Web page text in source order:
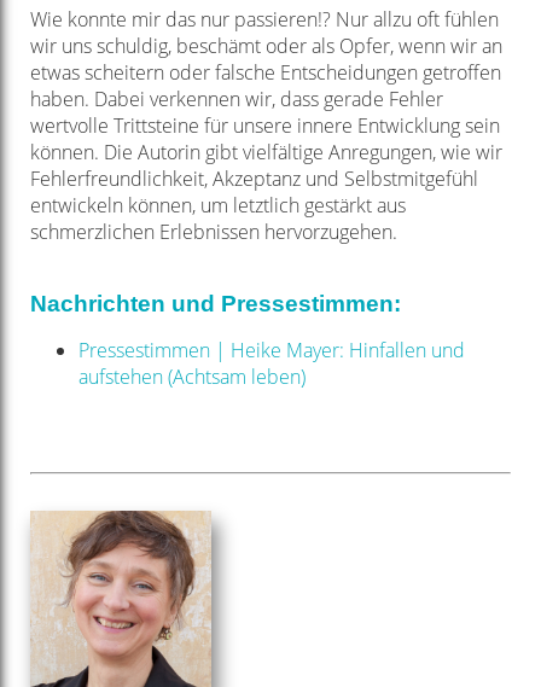
Wie konnte mir das nur passieren!? Nur allzu oft fühlen
wir uns schuldig, beschämt oder als Opfer, wenn wir an
etwasscheitern oder falsche Entscheidungen getroffen
haben. Dabei verkennen wir, dass gerade Fehler
wertvolle Trittsteine für unsere innere Entwicklung sein
können. Die Autorin gibtvielfältige Anregungen, wie wir
Fehlerfreundlichkeit, Akzeptanz und Selbstmitgefühl
entwickeln können, um letztlich gestärkt aus
schmerzlichen Erlebnissen hervorzugehen.
Nachrichten und Pressestimmen:
Pressestimmen | Heike Mayer: Hinfallen und
aufstehen (Achtsam leben)